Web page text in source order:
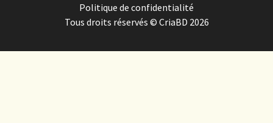
Politique de confidentialité
Tous droits réservés © CriaBD 2026